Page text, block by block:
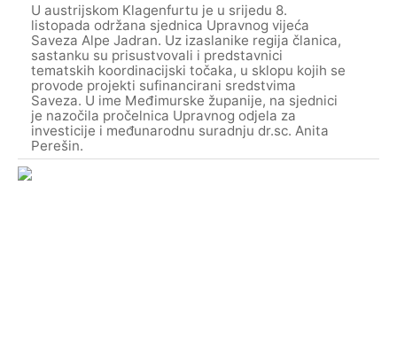
U austrijskom Klagenfurtu je u srijedu 8.
listopada održana sjednica Upravnog vijeća
Saveza Alpe Jadran. Uz izaslanike regija članica,
sastanku su prisustvovali i predstavnici
tematskih koordinacijski točaka, u sklopu kojih se
provode projekti sufinancirani sredstvima
Saveza. U ime Međimurske županije, na sjednici
je nazočila pročelnica Upravnog odjela za
investicije i međunarodnu suradnju dr.sc. Anita
Perešin.